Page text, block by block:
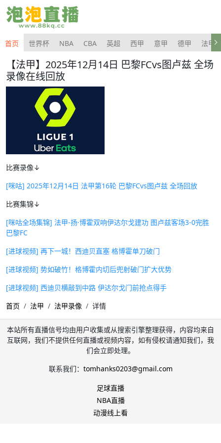
首页 世界杯 NBA CBA 英超 西甲 意甲 德甲 法甲
【法甲】2025年12月14日 巴黎FCvs图卢兹 全场
录像在线回放
比赛录像↓
[咪咕] 2025年12月14日 法甲第16轮 巴黎FCvs图卢兹 全场回放
比赛集锦↓
[咪咕全场集锦] 法甲-扬·博霍双响伊达尔戈建功 图卢兹客场3-0完胜
巴黎FC
[进球视频] 再下一城！西迪贝直塞 格博霍单刀破门
[进球视频] 势如破竹！格博霍内切后兜射破门扩大优势
[进球视频] 西迪贝横敲到中路 伊达尔戈门前抢点得手
首页
法甲 法甲录像 详情
本站所有直播信号均由用户收集或从搜索引擎整理获得，内容均来自
互联网，我们不提供任何直播或视频内容，如有侵权请通知我们，我
们会立即处理。
联系我们： tomhanks0203@gmail.com
足球直播
NBA直播
动漫线上看